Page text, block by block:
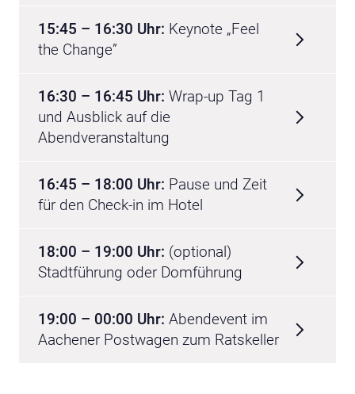
15:45 – 16:30 Uhr: Keynote „Feel
the Change”
16:30 – 16:45 Uhr: Wrap-up Tag 1
und Ausblick auf die
Abendveranstaltung
16:45 – 18:00 Uhr: Pause und Zeit
für den Check-in im Hotel
18:00 – 19:00 Uhr: (optional)
Stadtführung oder Domführung
19:00 – 00:00 Uhr: Abendevent im
Aachener Postwagen zum Ratskeller